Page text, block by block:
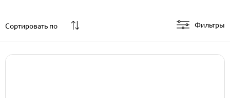
Сортировать по Фильтры